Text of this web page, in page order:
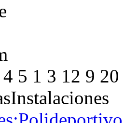
4 5 1 3 12 9 20